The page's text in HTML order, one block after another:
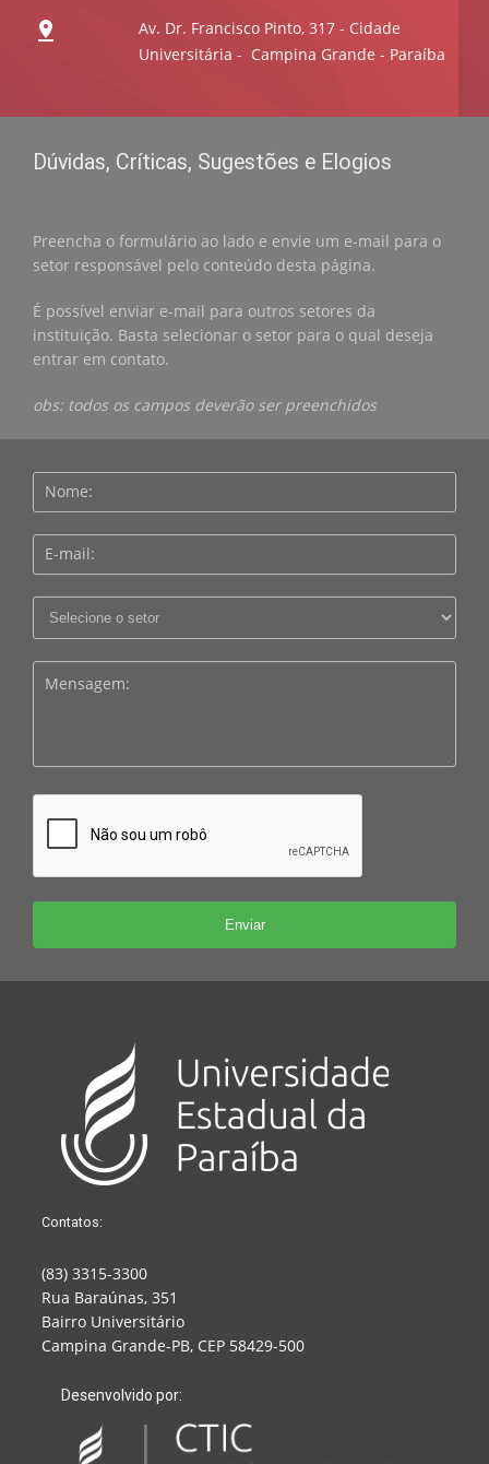
Av. Dr. Francisco Pinto, 317 - Cidade
Universitária - Campina Grande - Paraíba
Dúvidas, Críticas, Sugestões e Elogios
Preencha o formulário ao lado e envie um e-mail para o
setor responsável pelo conteúdo desta página.
É possível enviar e-mail para outros setores da
instituição. Basta selecionar o setor para o qual deseja
entrar em contato.
obs: todos os campos deverão ser preenchidos
Contatos:
(83) 3315-3300
Rua Baraúnas, 351
Bairro Universitário
Campina Grande-PB, CEP 58429-500
Desenvolvido por: